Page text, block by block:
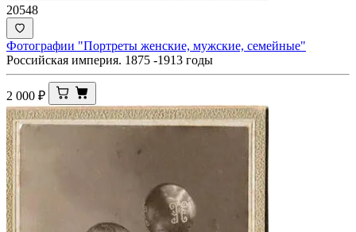
20548
Фотографии "Портреты женские, мужские, семейные"
Российская империя. 1875 -1913 годы
2 000 ₽